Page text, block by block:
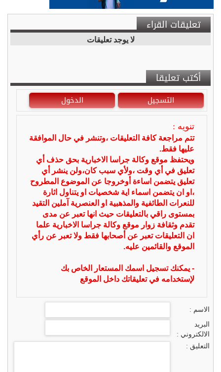
تعليقات القراء
لا يوجد تعليقات
أكتب تعليقا
التسجيل الدخول
تنويه :
تتم مراجعة كافة التعليقات ،وتنشر في حال الموافقة
عليها فقط.
ويحتفظ موقع وكالة جراسا الاخبارية بحق حذف أي
تعليق في أي وقت ،ولأي سبب كان،ولن ينشر أي
تعليق يتضمن اساءة أوخروجا عن الموضوع المطروح
،او ان يتضمن اسماء اية شخصيات او يتناول اثارة
للنعرات الطائفية والمذهبية او العنصرية آملين التقيد
بمستوى راقي بالتعليقات حيث انها تعبر عن مدى
تقدم وثقافة زوار موقع وكالة جراسا الاخبارية علما
ان التعليقات تعبر عن أصحابها فقط ولا تعبر عن رأي
الموقع والقائمين عليه.
- يمكنك تسجيل اسمك المستعار الخاص بك
لإستخدامه في تعليقاتك داخل الموقع
الاسم :
البريد
الالكتروني :
التعليق :